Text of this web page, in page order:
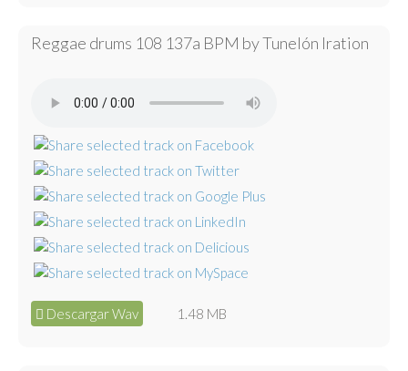
Reggae drums 108 137a BPM by Tunelón Iration
Descargar Wav 1.48 MB